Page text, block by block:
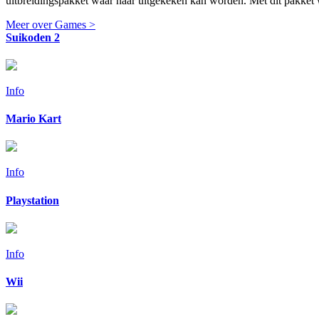
Meer over Games >
Suikoden 2
Info
Mario Kart
Info
Playstation
Info
Wii